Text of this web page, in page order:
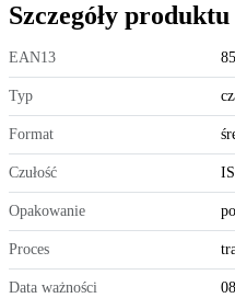
Szczegóły produktu
EAN13
Typ
Format
Czułość
Opakowanie
Proces
Data ważności